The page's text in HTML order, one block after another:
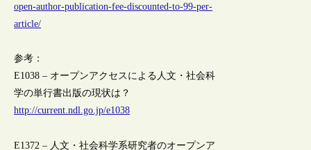
open-author-publication-fee-discounted-to-99-per-
article/
参考：
E1038 – オープンアクセスによる人文・社会科
学の単行書出版の現状は？
http://current.ndl.go.jp/e1038
E1372 – 人文・社会科学系研究者のオープンア